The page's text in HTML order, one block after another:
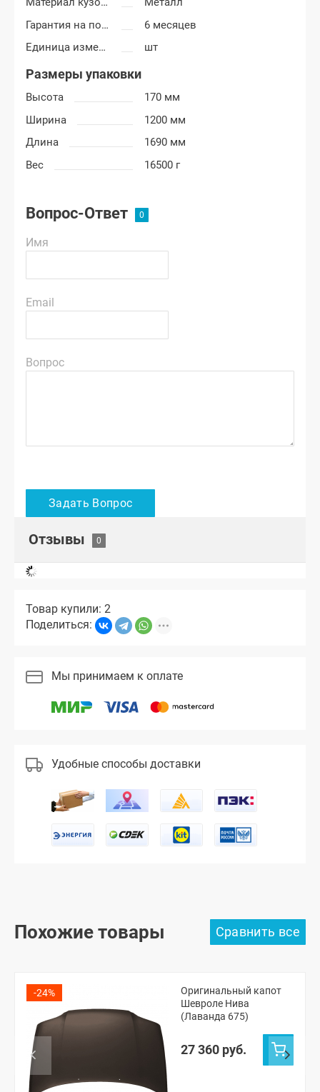
Гарантия на покраску
6 месяцев
Единица измерения
шт
Размеры упаковки
Высота
170 мм
Ширина
1200 мм
Длина
1690 мм
Вес
16500 г
Вопрос-Ответ
Имя
Email
Вопрос
Отзывы
Товар купили: 2
Поделиться:
Мы принимаем к оплате
Удобные способы доставки
Похожие товары
-24%
Оригинальный капот
Шевроле Нива
(Лаванда 675)
27 360 руб.